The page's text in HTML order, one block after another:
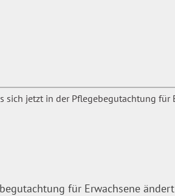
für Erwachsene ändert